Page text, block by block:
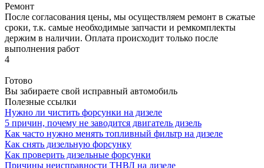
Ремонт
После согласования цены, мы осуществляем ремонт в сжатые
сроки, т.к. самые необходимые запчасти и ремкомплекты
держим в наличии. Оплата происходит только после
выполнения работ
4
Готово
Вы забираете свой исправный автомобиль
Полезные ссылки
Нужно ли чистить форсунки на дизеле
5 причин, почему не заводится двигатель дизель
Как часто нужно менять топливный фильтр на дизеле
Как снять дизельную форсунку
Как проверить дизельные форсунки
Причины неисправности ТНВД на дизеле